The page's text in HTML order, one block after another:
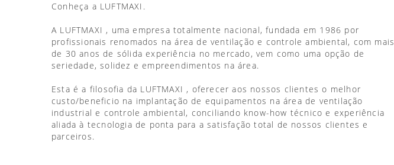
Conheça a LUFTMAXI.
A LUFTMAXI , uma empresa totalmente nacional, fundada em 1986 por
profissionais renomados na área de ventilação e controle ambiental, com mais
de 30 anos de sólida experiência no mercado, vem como uma opção de
seriedade, solidez e empreendimentos na área.
Esta é a filosofia da LUFTMAXI , oferecer aos nossos clientes o melhor
custo/beneficio na implantação de equipamentos na área de ventilação
industrial e controle ambiental, conciliando know-how técnico e experiência
aliada à tecnologia de ponta para a satisfação total de nossos clientes e
parceiros.